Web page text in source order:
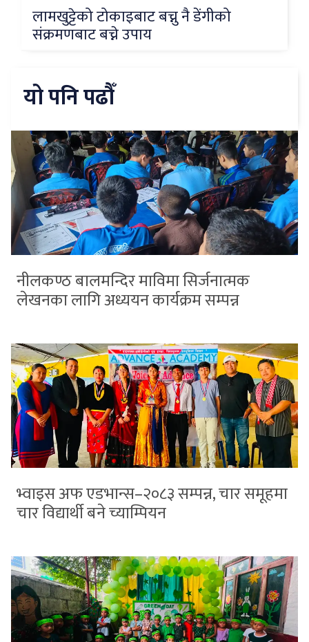
लामखुट्टेको टोकाइबाट बच्नु नै डेंगीको
संक्रमणबाट बच्ने उपाय
यो पनि पढौँ
नीलकण्ठ बालमन्दिर माविमा सिर्जनात्मक
लेखनका लागि अध्ययन कार्यक्रम सम्पन्न
भ्वाइस अफ एडभान्स–२०८३ सम्पन्न, चार समूहमा
चार विद्यार्थी बने च्याम्पियन